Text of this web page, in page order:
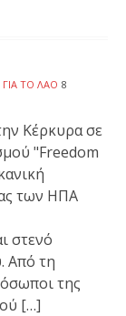
ΤΟ ΛΑΌ 8
Κέρκυρα σε
"Freedom
των ΗΠΑ
στενό
Από τη
της
[…]